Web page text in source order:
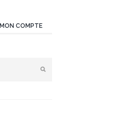
MON COMPTE